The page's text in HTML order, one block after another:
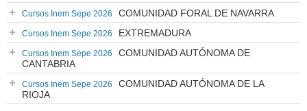
Cursos Inem Sepe 2026 COMUNIDAD FORAL DE NAVARRA
Cursos Inem Sepe 2026 EXTREMADURA
Cursos Inem Sepe 2026
COMUNIDAD AUTÓNOMA DE
CANTABRIA
Cursos Inem Sepe 2026
COMUNIDAD AUTÓNOMA DE LA
RIOJA